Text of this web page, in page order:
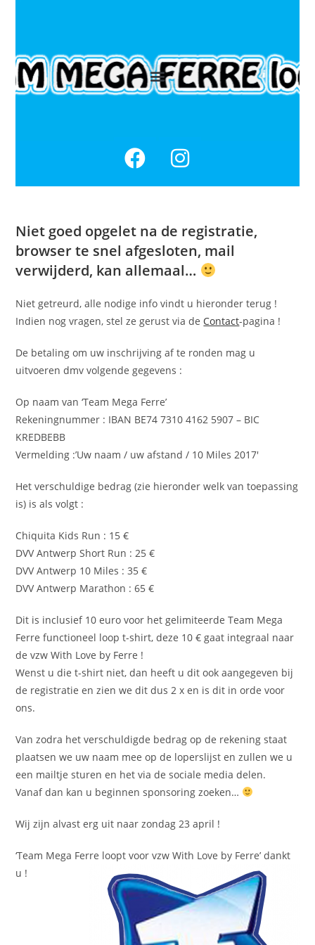
Niet goed opgelet na de registratie,
browser te snel afgesloten, mail
verwijderd, kan allemaal…
Niet getreurd, alle nodige info vindt u hieronder terug !
Indien nog vragen, stel ze gerust via de Contact-pagina !
De betaling om uw inschrijving af te ronden mag u
uitvoeren dmv volgende gegevens :
Op naam van ‘Team Mega Ferre’
Rekeningnummer : IBAN BE74 7310 4162 5907 – BIC
KREDBEBB
Vermelding :’Uw naam / uw afstand / 10 Miles 2017′
Het verschuldige bedrag (zie hieronder welk van toepassing
is) is als volgt :
Chiquita Kids Run : 15 €
DVV Antwerp Short Run : 25 €
DVV Antwerp 10 Miles : 35 €
DVV Antwerp Marathon : 65 €
Dit is inclusief 10 euro voor het gelimiteerde Team Mega
Ferre functioneel loop t-shirt, deze 10 € gaat integraal naar
de vzw With Love by Ferre !
Wenst u die t-shirt niet, dan heeft u dit ook aangegeven bij
de registratie en zien we dit dus 2 x en is dit in orde voor
ons.
Van zodra het verschuldigde bedrag op de rekening staat
plaatsen we uw naam mee op de loperslijst en zullen we u
een mailtje sturen en het via de sociale media delen.
Vanaf dan kan u beginnen sponsoring zoeken…
Wij zijn alvast erg uit naar zondag 23 april !
‘Team Mega Ferre loopt voor vzw With Love by Ferre’ dankt
u !